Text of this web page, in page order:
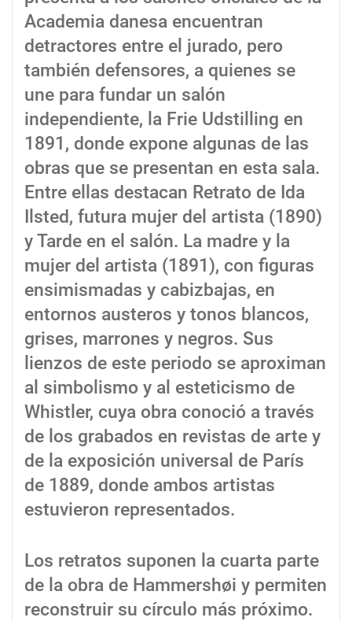
Academia danesa encuentran
detractores entre el jurado, pero
también defensores, a quienes se
une para fundar un salón
independiente, la Frie Udstilling en
1891, donde expone algunas de las
obras que se presentan en esta sala.
Entre ellas destacan Retrato de Ida
Ilsted, futura mujer del artista (1890)
y Tarde en el salón. La madre y la
mujer del artista (1891), con figuras
ensimismadas y cabizbajas, en
entornos austeros y tonos blancos,
grises, marrones y negros. Sus
lienzos de este periodo se aproximan
al simbolismo y al esteticismo de
Whistler, cuya obra conoció a través
de los grabados en revistas de arte y
de la exposición universal de París
de 1889, donde ambos artistas
estuvieron representados.
Los retratos suponen la cuarta parte
de la obra de Hammershøi y permiten
reconstruir su círculo más próximo.